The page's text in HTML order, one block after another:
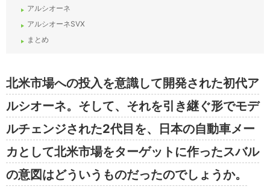
アルシオーネ
アルシオーネSVX
まとめ
北米市場への投入を意識して開発された初代ア
ルシオーネ。そして、それを引き継ぐ形でモデ
ルチェンジされた2代目を、日本の自動車メー
カとして北米市場をターゲットに作ったスバル
の意図はどういうものだったのでしょうか。